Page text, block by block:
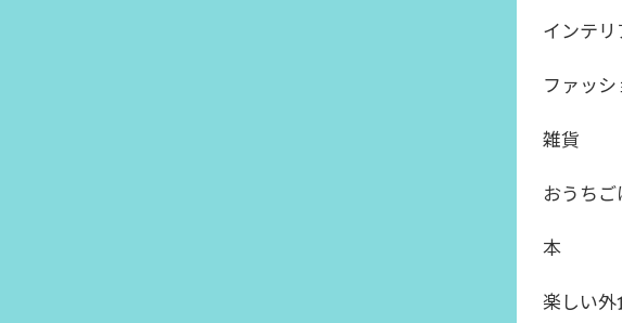
インテリ
ファッシ
雑貨
おうちご
本
楽しい外